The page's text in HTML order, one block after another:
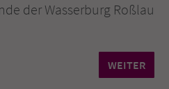
der Wasserburg Roßlau
WEITER